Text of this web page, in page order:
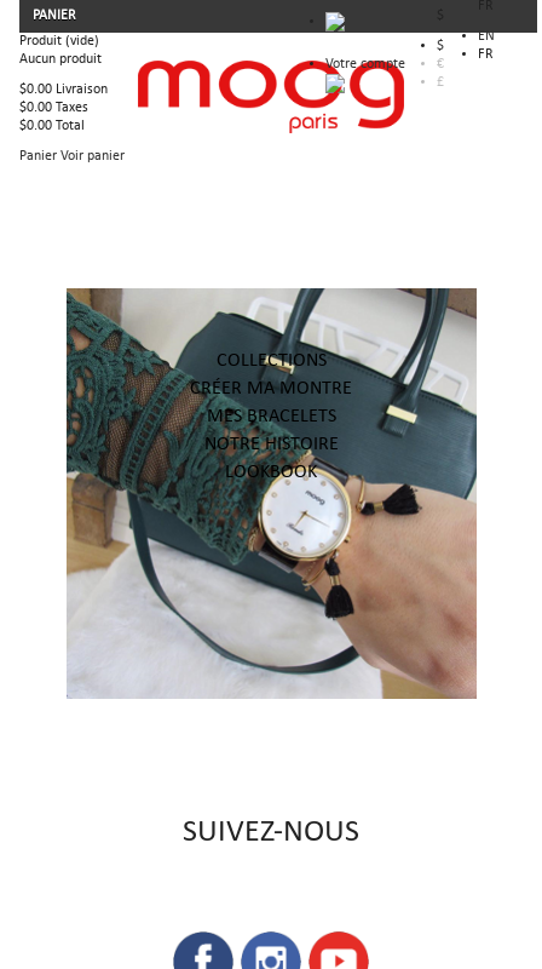
EN
FR
$
€
£
Votre compte
PANIER
Produit (vide)
Aucun produit
$0.00 Livraison
$0.00 Taxes
$0.00 Total
Panier Voir panier
COLLECTIONS
CRÉER MA MONTRE
MES BRACELETS
NOTRE HISTOIRE
LOOKBOOK
SUIVEZ-NOUS